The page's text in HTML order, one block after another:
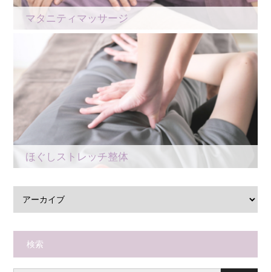
マタニティマッサージ
ほぐしストレッチ整体
検索